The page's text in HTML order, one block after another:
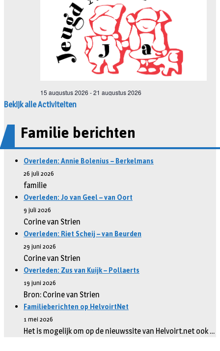
Bekijk alle Activiteiten
Familie berichten
Overleden: Annie Bolenius – Berkelmans
26 juli 2026
familie
Overleden: Jo van Geel – van Oort
9 juli 2026
Corine van Strien
Overleden: Riet Scheij – van Beurden
29 juni 2026
Corine van Strien
Overleden: Zus van Kuijk – Pollaerts
19 juni 2026
Bron: Corine van Strien
Familieberichten op HelvoirtNet
1 mei 2026
Het is mogelijk om op de nieuwssite van Helvoirt.net ook …